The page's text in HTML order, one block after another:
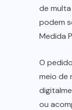
de
podem
Medida
O
meio de
ou